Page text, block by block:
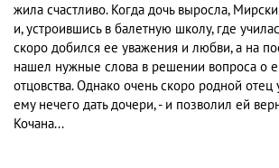
жила счастливо. Когда дочь выросла,
и, устроившись в балетную школу, где
скоро добился ее уважения и любви, а на
нашел нужные слова в решении вопроса о
отцовства. Однако очень скоро родной отец
ему нечего дать дочери, - и позволил ей
Кочана...